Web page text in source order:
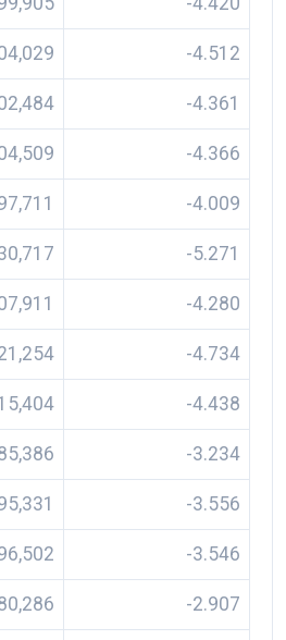
-4.512
-4.361
-4.366
-4.009
-5.271
-4.280
-4.734
-4.438
-3.234
-3.556
-3.546
-2.907